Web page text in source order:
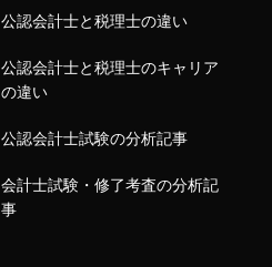
公認会計士と税理士の違い
公認会計士と税理士のキャリア
の違い
公認会計士試験の分析記事
会計士試験・修了考査の分析記
事